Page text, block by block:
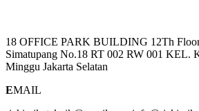
18 OFFICE PARK BUILDING 12Th
Simatupang No.18 RT 002 RW 001 KEL.
Minggu Jakarta Selatan
EMAIL